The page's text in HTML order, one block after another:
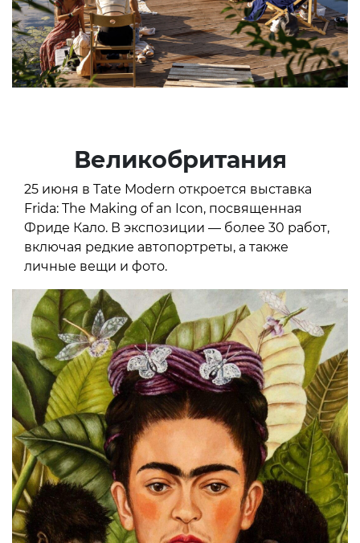
Великобритания
25 июня в Tate Modern откроется выставка
Frida: The Making of an Icon, посвященная
Фриде Кало. В экспозиции — более 30 работ,
включая редкие автопортреты, а также
личные вещи и фото.